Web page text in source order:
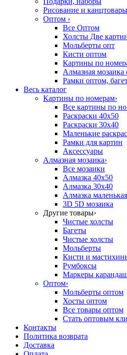
Рисование и канцтовары
Оптом ›
Все Оптом
Холсты Две
Мольберты опт
Кисти оптом
Картины по
Алмазная мозаика
Рамки оптом,
Весь каталог
Картины по номерам›
Все картины по
Раскраски 40х50
Раскраски 30х40
Маленькие
Рамки для картин
Аксессуары
Алмазная мозаика›
Все мозаики
Алмазка 40х50
Алмазка 30х40
Алмазка маленькая
3D 5D мозаика
Другие товары›
Чистые холсты
Багеты
Чистые холсты
Мольберты
Кисти и
Румбоксы
Маркеры
Оптом›
Мольберты оптом
Хосты оптом
Все товары оптом
Стать оптовым
Контакты
Политика возврата
Доставка